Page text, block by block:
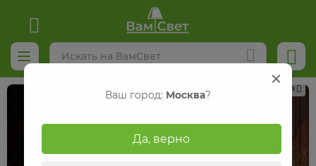
Реклама
Ваш город: Москва?
Да, верно